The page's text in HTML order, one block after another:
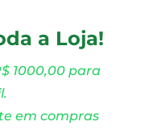
a Loja!
1000,00 para
em compras